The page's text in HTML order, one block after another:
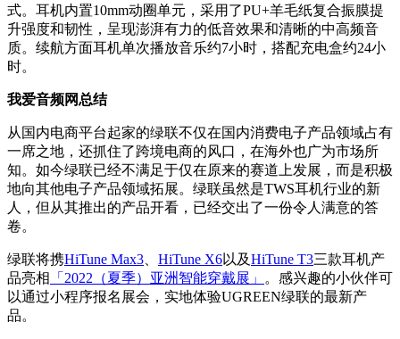
式。耳机内置10mm动圈单元，采用了PU+羊毛纸复合振膜提
升强度和韧性，呈现澎湃有力的低音效果和清晰的中高频音
质。续航方面耳机单次播放音乐约7小时，搭配充电盒约24小
时。
我爱音频网总结
从国内电商平台起家的绿联不仅在国内消费电子产品领域占有
一席之地，还抓住了跨境电商的风口，在海外也广为市场所
知。如今绿联已经不满足于仅在原来的赛道上发展，而是积极
地向其他电子产品领域拓展。绿联虽然是TWS耳机行业的新
人，但从其推出的产品开看，已经交出了一份令人满意的答
卷。
绿联将携HiTune Max3 HiTune X6以及HiTune T3三款耳机产
品亮相 「2022（夏季）亚洲智能穿戴展」
。感兴趣的小伙伴可
以通过小程序报名展会，实地体验UGREEN绿联的最新产
品。